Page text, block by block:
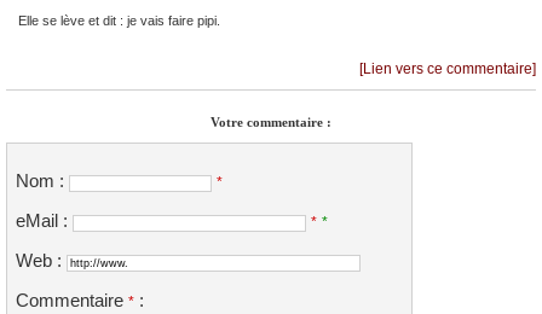
Elle se lève et dit : je vais faire pipi.
[Lien vers ce commentaire]
Votre commentaire :
Nom : *
eMail : * *
Web :
Commentaire * :